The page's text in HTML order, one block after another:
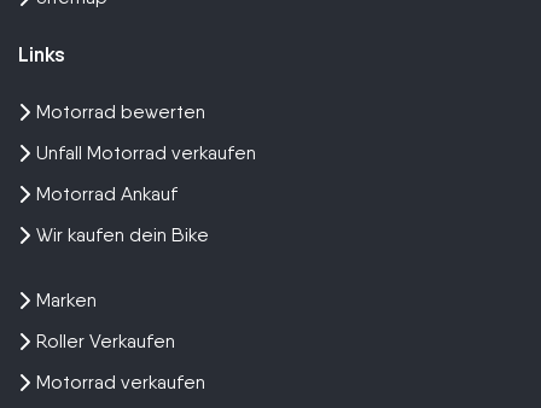
Links
Motorrad bewerten
Unfall Motorrad verkaufen
Motorrad Ankauf
Wir kaufen dein Bike
Marken
Roller Verkaufen
Motorrad verkaufen